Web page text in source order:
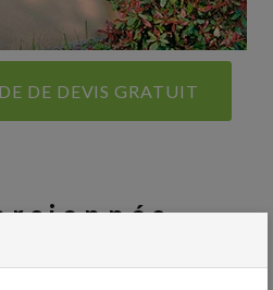
DE DEVIS GRATUIT
grâce aux volets